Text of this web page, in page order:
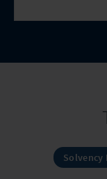
Solvency